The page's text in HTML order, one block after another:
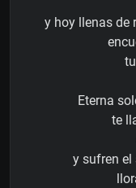
y hoy llenas de
Eterna
te
y sufren el